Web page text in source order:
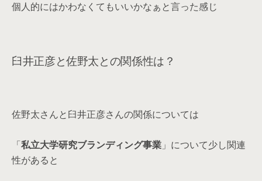
個人的にはかわなくてもいいかなぁと言った感じ
臼井正彦と佐野太との関係性は？
佐野太さんと臼井正彦さんの関係については
「私立大学研究ブランディング事業 」について少し関連
性があると